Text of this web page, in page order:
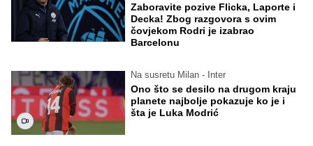
Zaboravite pozive Flicka, Laporte i
Decka! Zbog razgovora s ovim
čovjekom Rodri je izabrao
Barcelonu
Na susretu Milan - Inter
Ono što se desilo na drugom kraju
planete najbolje pokazuje ko je i
šta je Luka Modrić